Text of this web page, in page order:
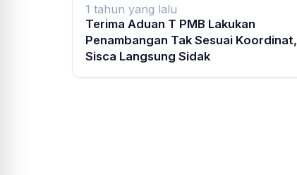
1 tahun yang lalu
Terima Aduan T PMB Lakukan
Penambangan Tak Sesuai Koordinat,
Sisca Langsung Sidak